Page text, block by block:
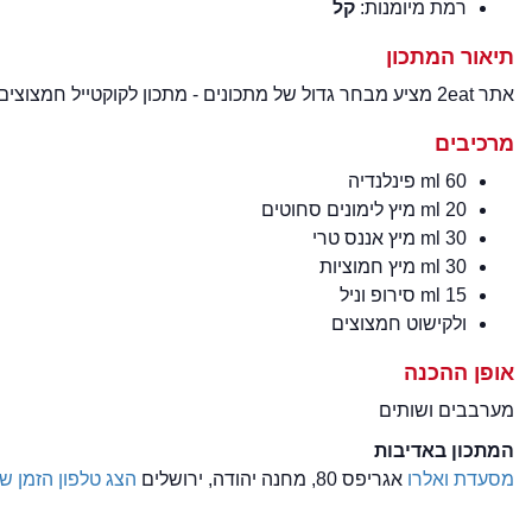
רמת מיומנות: קל
תיאור המתכון
אתר 2eat מציע מבחר גדול של מתכונים - מתכון לקוקטייל חמצוצים ברמת מיומנות קל - מתכון מעולה למנה טעימה.
מרכיבים
60 ml פינלנדיה
20 ml מיץ לימונים סחוטים
30 ml מיץ אננס טרי
30 ml מיץ חמוציות
15 ml סירופ וניל
ולקישוט חמצוצים
אופן ההכנה
מערבבים ושותים
המתכון באדיבות
מסעדת ואלרו אגריפס 80, מחנה יהודה, ירושלים הצג טלפון הזמן